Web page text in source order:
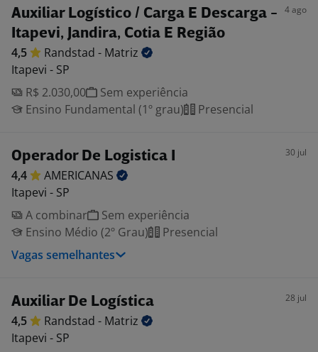
Auxiliar Logístico / Carga E Descarga -
Itapevi, Jandira, Cotia E Região
4 ago
4,5 Randstad - Matriz
Itapevi - SP
R$ 2.030,00
Sem experiência
Ensino Fundamental (1º grau)
Presencial
Operador De Logistica I 30 jul
4,4
AMERICANAS
Itapevi - SP
A combinar
Sem experiência
Ensino Médio (2º Grau)
Presencial
Vagas semelhantes
Auxiliar De Logística 28 jul
4,5 Randstad - Matriz
Itapevi - SP